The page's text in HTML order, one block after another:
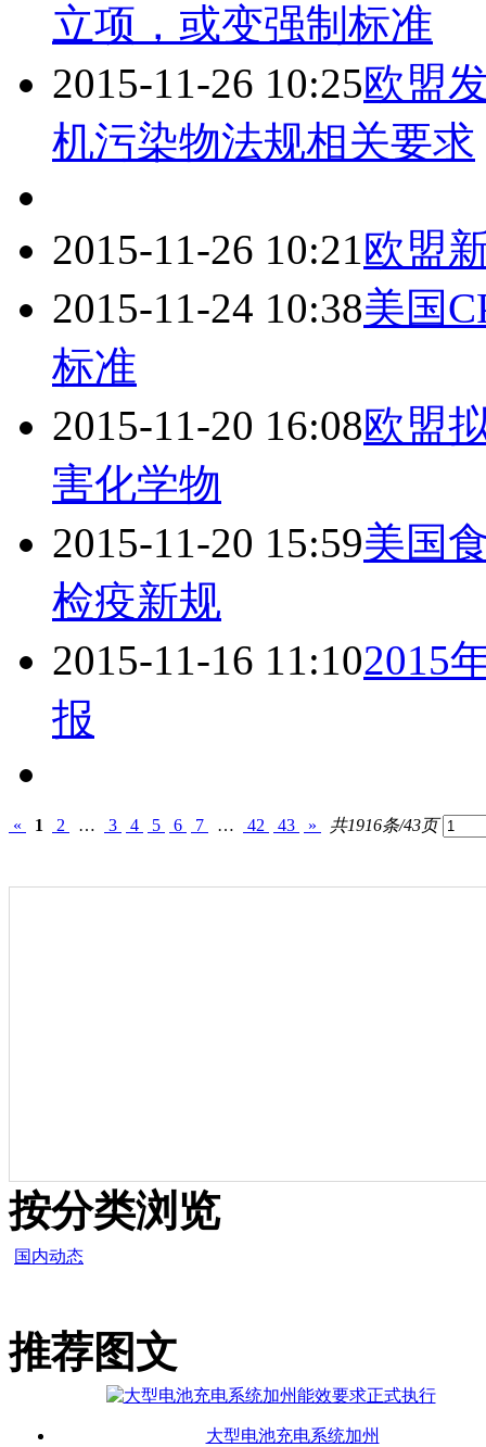
立项，或变强制标准
2015-11-26 10:25欧盟
机污染物法规相关要求
2015-11-26 10:21欧盟
2015-11-24 10:38美国
标准
2015-11-20 16:08欧盟
害化学物
2015-11-20 15:59美国
检疫新规
2015-11-16 11:102015
报
« 1 2 … 3 4 5 6 7 … 42 43 » 共1916条/43页
按分类浏览
国内动态
推荐图文
大型电池充电系统加州